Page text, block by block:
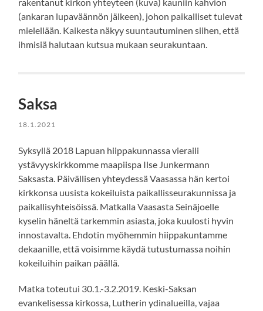
rakentanut kirkon yhteyteen (kuva) kauniin kahvion
(ankaran lupaväännön jälkeen), johon paikalliset tulevat
mielellään. Kaikesta näkyy suuntautuminen siihen, että
ihmisiä halutaan kutsua mukaan seurakuntaan.
Saksa
18.1.2021
Syksyllä 2018 Lapuan hiippakunnassa vieraili
ystävyyskirkkomme maapiispa Ilse Junkermann
Saksasta. Päivällisen yhteydessä Vaasassa hän kertoi
kirkkonsa uusista kokeiluista paikallisseurakunnissa ja
paikallisyhteisöissä. Matkalla Vaasasta Seinäjoelle
kyselin häneltä tarkemmin asiasta, joka kuulosti hyvin
innostavalta. Ehdotin myöhemmin hiippakuntamme
dekaanille, että voisimme käydä tutustumassa noihin
kokeiluihin paikan päällä.
Matka toteutui 30.1.-3.2.2019. Keski-Saksan
evankelisessa kirkossa, Lutherin ydinalueilla, vajaa